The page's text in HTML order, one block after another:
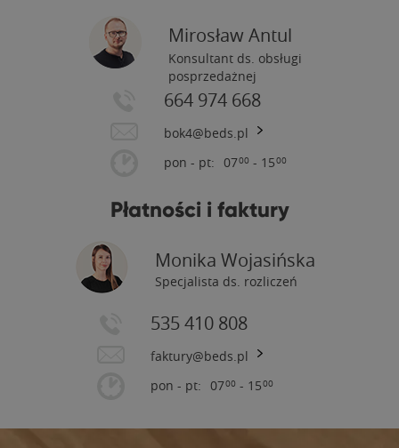
Mirosław Antul
Konsultant ds. obsługi
posprzedażnej
664 974 668
bok4@beds.pl
pon - pt: 0700 - 1500
Płatności i faktury
Monika Wojasińska
Specjalista ds. rozliczeń
535 410 808
faktury@beds.pl
pon - pt: 0700 - 1500